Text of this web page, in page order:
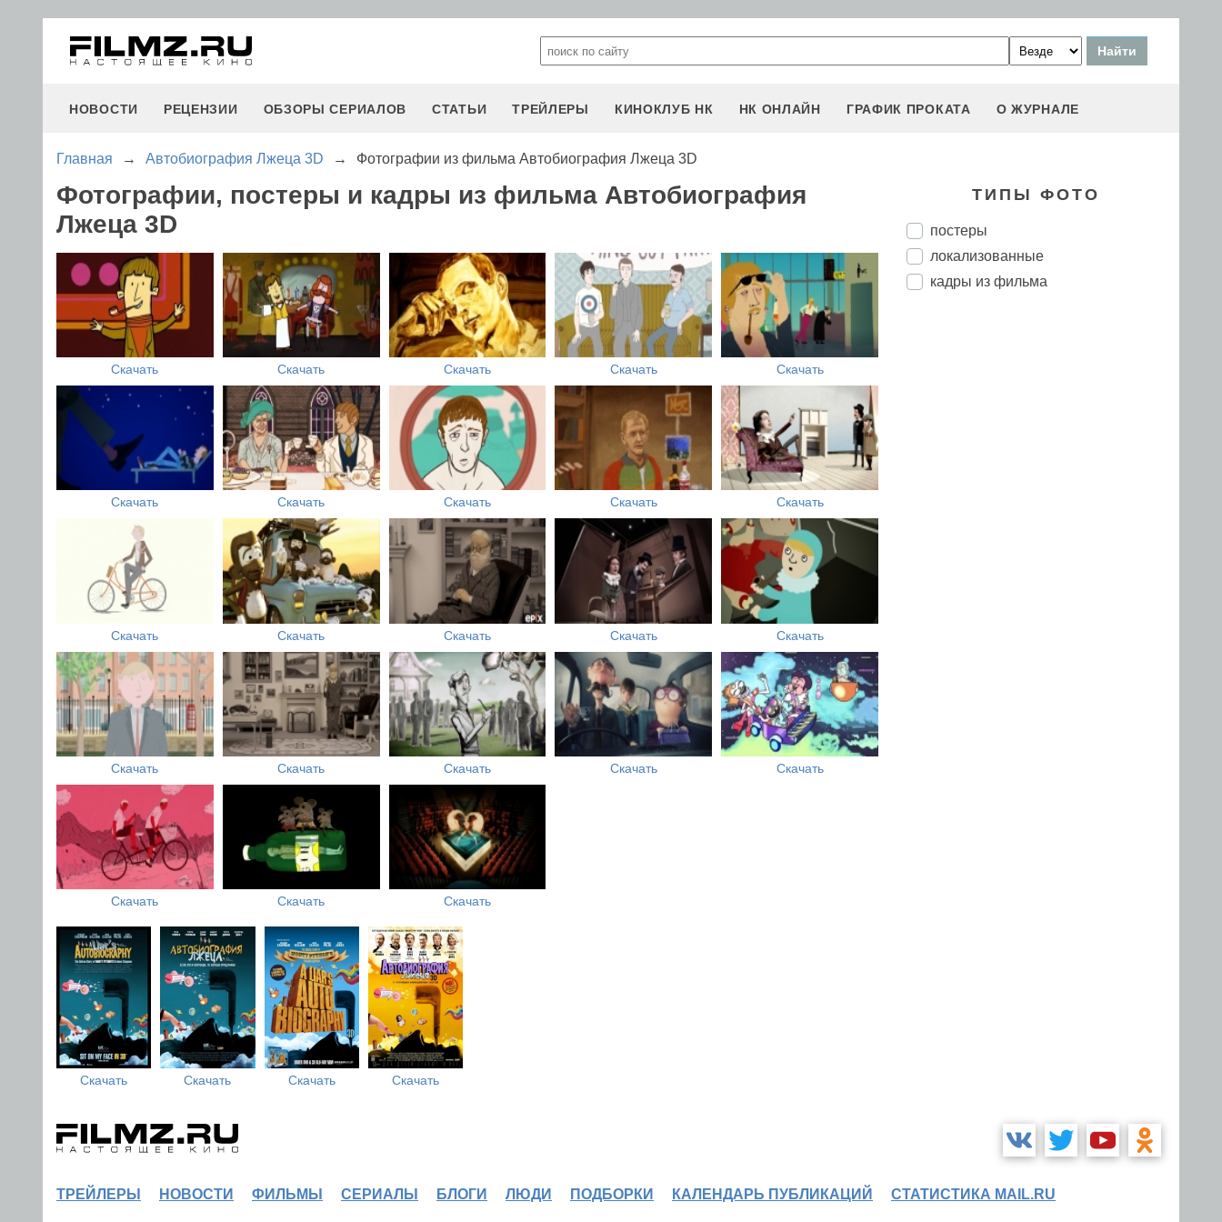
НОВОСТИ РЕЦЕНЗИИ ОБЗОРЫ СЕРИАЛОВ СТАТЬИ ТРЕЙЛЕРЫ КИНОКЛУБ НК НК ОНЛАЙН ГРАФИК ПРОКАТА О ЖУРНАЛЕ
Главная → Автобиография Лжеца 3D → Фотографии из фильма Автобиография Лжеца 3D
Фотографии, постеры и кадры из фильма Автобиография
Лжеца 3D
Скачать Скачать Скачать Скачать Скачать
Скачать Скачать Скачать Скачать Скачать
Скачать Скачать Скачать Скачать Скачать
Скачать Скачать Скачать Скачать Скачать
Скачать Скачать Скачать
Скачать Скачать Скачать Скачать
ТИПЫ ФОТО
постеры
локализованные
кадры из фильма
ТРЕЙЛЕРЫ НОВОСТИ ФИЛЬМЫ СЕРИАЛЫ БЛОГИ ЛЮДИ ПОДБОРКИ КАЛЕНДАРЬ ПУБЛИКАЦИЙ СТАТИСТИКА MAIL.RU